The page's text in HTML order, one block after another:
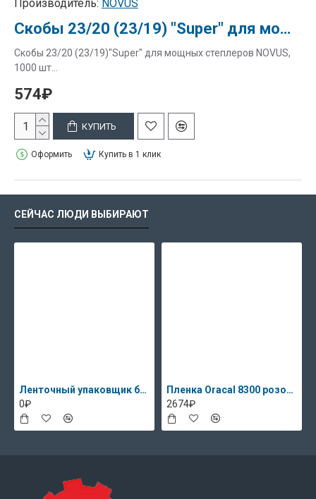
Производитель: NOVUS
Скобы 23/20 (23/19) "Super" для мощных степлеров NOVUS, 1000 шт.
Скобы 23/20 (23/19)"Super" для мощных степлеров NOVUS,
1000 шт...
574₽
КУПИТЬ
Оформить Купить в 1 клик
СЕЙЧАС ЛЮДИ ВЫБИРАЮТ
Ленточный упаковщик банкнот DoCash 2500 снят с пр-ва
0₽
Пленка Oracal 8300 розовый 085, 13.3кг
2674₽